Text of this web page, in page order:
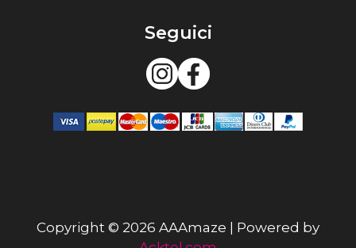
Seguici
Copyright © 2026 AAAmaze | Powered by